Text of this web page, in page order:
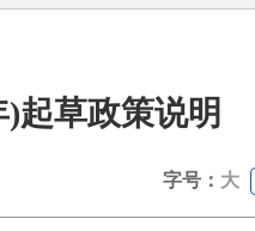
)起草政策说明
字号： 大